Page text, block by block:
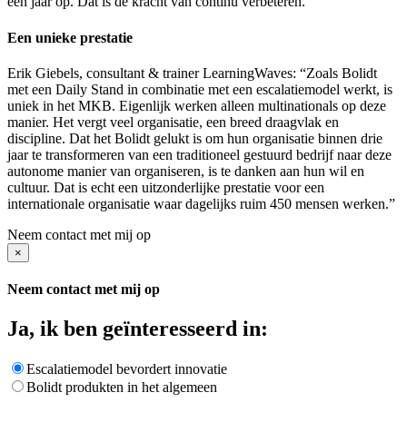
Een unieke prestatie
Erik Giebels, consultant & trainer LearningWaves: “Zoals Bolidt
met een Daily Stand in combinatie met een escalatiemodel werkt, is
uniek in het MKB. Eigenlijk werken alleen multinationals op deze
manier. Het vergt veel organisatie, een breed draagvlak en
discipline. Dat het Bolidt gelukt is om hun organisatie binnen drie
jaar te transformeren van een traditioneel gestuurd bedrijf naar deze
autonome manier van organiseren, is te danken aan hun wil en
cultuur. Dat is echt een uitzonderlijke prestatie voor een
internationale organisatie waar dagelijks ruim 450 mensen werken.”
Neem contact met mij op
×
Neem contact met mij op
Ja, ik ben geïnteresseerd in:
Escalatiemodel bevordert innovatie
Bolidt produkten in het algemeen